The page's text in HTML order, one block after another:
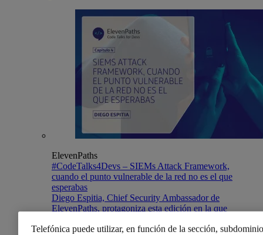
ElevenPaths
#CodeTalks4Devs – SIEMs Attack Framework,
cuando el punto vulnerable de la red no es el que
esperabas
Diego Espitia, Chief Security Ambassador de
ElevenPaths, protagoniza esta edición en la que
analizar Implemetaciones.
Telefónica puede utilizar, en función de la sección,